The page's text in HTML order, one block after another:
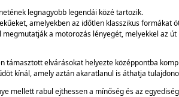
legnagyobb legendái közé tartozik.
amelyekben az időtlen klasszikus formákat
a motorozás lényegét, melyekkel az
támasztott elvárásokat helyezte középpontba
kínál, amely aztán akaratlanul is áthatja
mellett rabul ejthessen a mínőség és az